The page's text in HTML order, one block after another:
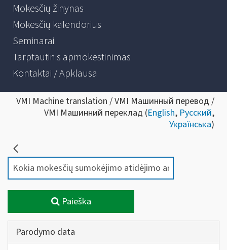
Mokesčių žinynas
Mokesčių kalendorius
Seminarai
Tarptautinis apmokestinimas
Kontaktai / Apklausa
VMI Machine translation / VMI Машинный перевод /
VMI Машинний переклад (English, Русский,
Українська)
Paieška
Parodymo data